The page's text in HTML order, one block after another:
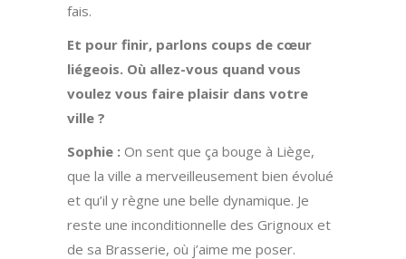
fais.
Et pour finir, parlons coups de cœur
liégeois. Où allez-vous quand vous
voulez vous faire plaisir dans votre
ville ?
Sophie : On sent que ça bouge à Liège,
que la ville a merveilleusement bien évolué
et qu’il y règne une belle dynamique. Je
reste une inconditionnelle des Grignoux et
de sa Brasserie, où j’aime me poser.